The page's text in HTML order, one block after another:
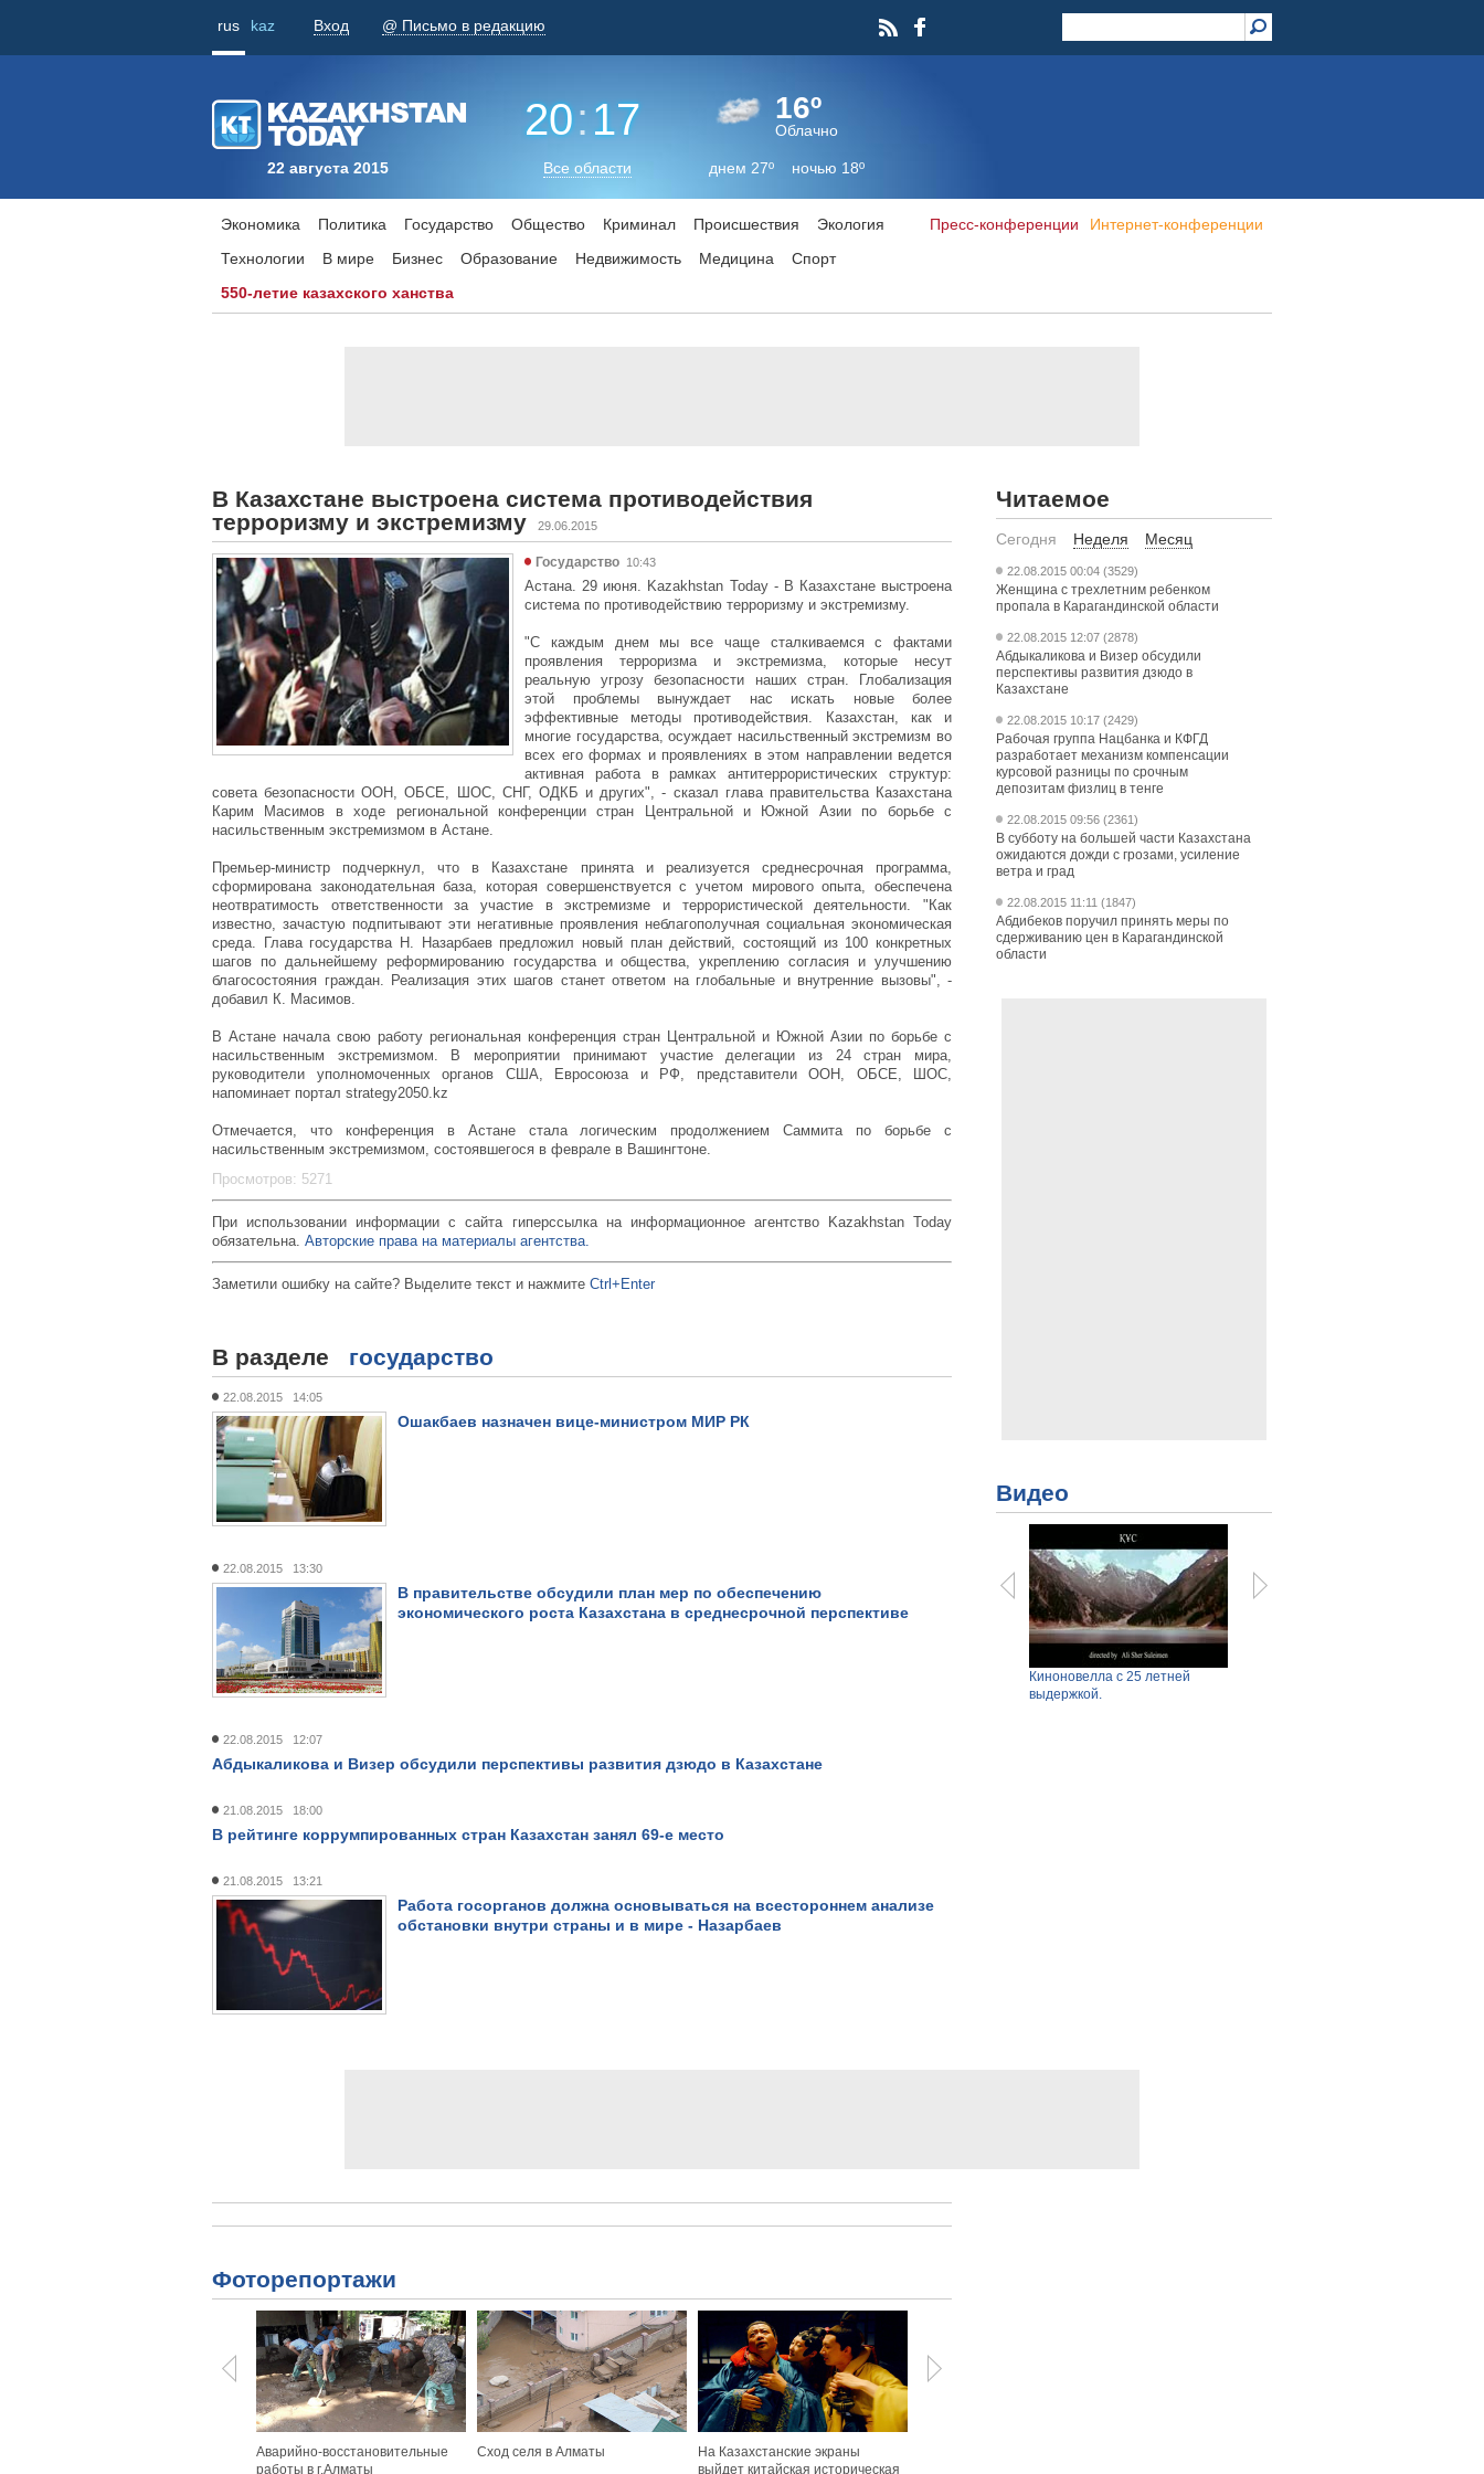
rus kaz Вход @ Письмо в редакцию
22 августа 2015
20: 17
Все области
16º
Облачно
днем 27º ночью 18º
Экономика Политика Государство Общество Криминал Происшествия
Экология
Технологии
В мире Бизнес Образование Недвижимость Медицина
Спорт
550-летие казахского ханства
Пресс-конференции Интернет-конференции
В Казахстане выстроена система противодействия
терроризму и экстремизму
29.06.2015
Государство 10:43
Астана. 29 июня. Kazakhstan Today - В Казахстане выстроена
система по противодействию терроризму и экстремизму.
"С каждым днем мы все чаще сталкиваемся с фактами
проявления терроризма и экстремизма, которые несут
реальную угрозу безопасности наших стран. Глобализация
этой проблемы вынуждает нас искать новые более
эффективные методы противодействия. Казахстан, как и
многие государства, осуждает насильственный экстремизм во
всех его формах и проявлениях в этом направлении ведется
активная работа в рамках антитеррористических структур:
совета безопасности ООН, ОБСЕ, ШОС, СНГ, ОДКБ и других", - сказал глава правительства Казахстана
Карим Масимов в ходе региональной конференции стран Центральной и Южной Азии по борьбе с
насильственным экстремизмом в Астане.
Премьер-министр подчеркнул, что в Казахстане принята и реализуется среднесрочная программа,
сформирована законодательная база, которая совершенствуется с учетом мирового опыта, обеспечена
неотвратимость ответственности за участие в экстремизме и террористической деятельности. "Как
известно, зачастую подпитывают эти негативные проявления неблагополучная социальная экономическая
среда. Глава государства Н. Назарбаев предложил новый план действий, состоящий из 100 конкретных
шагов по дальнейшему реформированию государства и общества, укреплению согласия и улучшению
благосостояния граждан. Реализация этих шагов станет ответом на глобальные и внутренние вызовы", -
добавил К. Масимов.
В Астане начала свою работу региональная конференция стран Центральной и Южной Азии по борьбе с
насильственным экстремизмом. В мероприятии принимают участие делегации из 24 стран мира,
руководители уполномоченных органов США, Евросоюза и РФ, представители ООН, ОБСЕ, ШОС,
напоминает портал strategy2050.kz
Отмечается, что конференция в Астане стала логическим продолжением Саммита по борьбе с
насильственным экстремизмом, состоявшегося в феврале в Вашингтоне.
Просмотров: 5271
При использовании информации с сайта гиперссылка на информационное агентство Kazakhstan Today
обязательна. Авторские права на материалы агентства.
Заметили ошибку на сайте? Выделите текст и нажмите Ctrl+Enter
В разделе государство
22.08.2015 14:05
Ошакбаев назначен вице-министром МИР РК
22.08.2015 13:30
В правительстве обсудили план мер по обеспечению
экономического роста Казахстана в среднесрочной перспективе
22.08.2015 12:07
Абдыкаликова и Визер обсудили перспективы развития дзюдо в Казахстане
21.08.2015 18:00
В рейтинге коррумпированных стран Казахстан занял 69-е место
21.08.2015 13:21
Работа госорганов должна основываться на всестороннем анализе
обстановки внутри страны и в мире - Назарбаев
Читаемое
Сегодня Неделя Месяц
22.08.2015 00:04 (3529)
Женщина с трехлетним ребенком
пропала в Карагандинской области
22.08.2015 12:07 (2878)
Абдыкаликова и Визер обсудили
перспективы развития дзюдо в
Казахстане
22.08.2015 10:17 (2429)
Рабочая группа Нацбанка и КФГД
разработает механизм компенсации
курсовой разницы по срочным
депозитам физлиц в тенге
22.08.2015 09:56 (2361)
В субботу на большей части Казахстана
ожидаются дожди с грозами, усиление
ветра и град
22.08.2015 11:11 (1847)
Абдибеков поручил принять меры по
сдерживанию цен в Карагандинской
области
Видео
Киноновелла с 25 летней
выдержкой.
Фоторепортажи
Аварийно-восстановительные
работы в г.Алматы
Сход селя в Алматы
На Казахстанские экраны
выйдет китайская историческая